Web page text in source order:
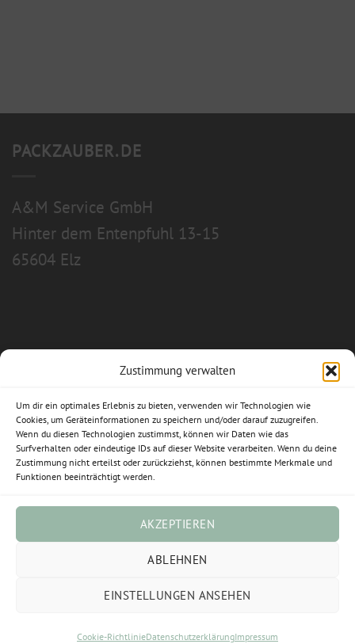
Zustimmung verwalten
Um dir ein optimales Erlebnis zu bieten, verwenden wir Technologien wie
Cookies, um Geräteinformationen zu speichern und/oder darauf zuzugreifen.
Wenn du diesen Technologien zustimmst, können wir Daten wie das
Surfverhalten oder eindeutige IDs auf dieser Website verarbeiten. Wenn du deine
Zustimmung nicht erteilst oder zurückziehst, können bestimmte Merkmale und
Funktionen beeinträchtigt werden.
AKZEPTIEREN
ABLEHNEN
EINSTELLUNGEN ANSEHEN
Cookie-RichtlinieDatenschutzerklärungImpressum
PACKZAUBER.DE
A&M Service GmbH
Hinter dem Entenpfuhl 13-15
65604 Elz
Allgemeine Geschäftsbedingungen
Impressum
Datenschutzerklärung
Widerrufsbelehrung
Cookie-Richtlinie (EU)
Vertrag widerrufen